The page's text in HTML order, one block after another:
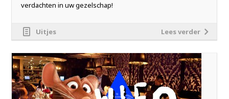
verdachten in uw gezelschap!
Lees verder
Uitjes